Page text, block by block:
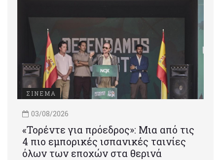
ΣΙΝΕΜΑ
03/08/2026
«Τορέντε για πρόεδρος»: Mια από τις
4 πιο εμπορικές ισπανικές ταινίες
όλων των εποχών στα θερινά